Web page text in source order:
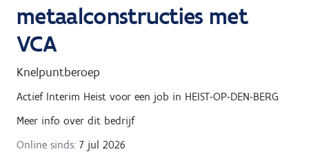
metaalconstructies met
VCA
Knelpuntberoep
Actief Interim Heist voor een job in HEIST-OP-DEN-BERG
Meer info over dit bedrijf
Online sinds: 7 jul 2026